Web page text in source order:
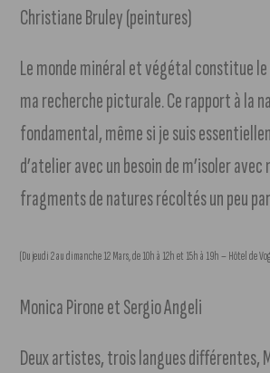
Christiane Bruley (peintures)
Le monde minéral et végétal constitue
ma recherche picturale. Ce rapport à la
fondamental, même si je suis
d’atelier avec un besoin de m’isoler
fragments de natures récoltés un peu
(Du jeudi 2 au dimanche 12 Mars, de 10h à 12h et 15h à 19h – Hôtel de
Monica Pirone et Sergio Angeli
Deux artistes, trois langues différentes,